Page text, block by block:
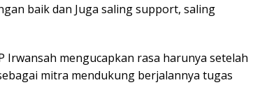
baik dan Juga saling support, saling
Irwansah mengucapkan rasa harunya setelah
mitra mendukung berjalannya tugas